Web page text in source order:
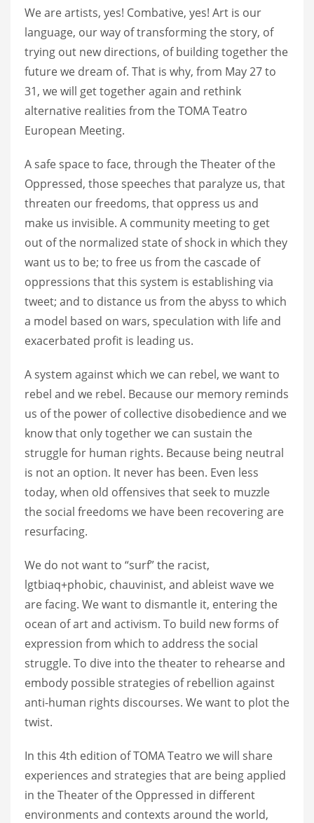
We are artists, yes! Combative, yes! Art is our
language, our way of transforming the story, of
trying out new directions, of building together the
future we dream of. That is why, from May 27 to
31, we will get together again and rethink
alternative realities from the TOMA Teatro
European Meeting.
A safe space to face, through the Theater of the
Oppressed, those speeches that paralyze us, that
threaten our freedoms, that oppress us and
make us invisible. A community meeting to get
out of the normalized state of shock in which they
want us to be; to free us from the cascade of
oppressions that this system is establishing via
tweet; and to distance us from the abyss to which
a model based on wars, speculation with life and
exacerbated profit is leading us.
A system against which we can rebel, we want to
rebel and we rebel. Because our memory reminds
us of the power of collective disobedience and we
know that only together we can sustain the
struggle for human rights. Because being neutral
is not an option. It never has been. Even less
today, when old offensives that seek to muzzle
the social freedoms we have been recovering are
resurfacing.
We do not want to “surf” the racist,
lgtbiaq+phobic, chauvinist, and ableist wave we
are facing. We want to dismantle it, entering the
ocean of art and activism. To build new forms of
expression from which to address the social
struggle. To dive into the theater to rehearse and
embody possible strategies of rebellion against
anti-human rights discourses. We want to plot the
twist.
In this 4th edition of TOMA Teatro we will share
experiences and strategies that are being applied
in the Theater of the Oppressed in different
environments and contexts around the world,